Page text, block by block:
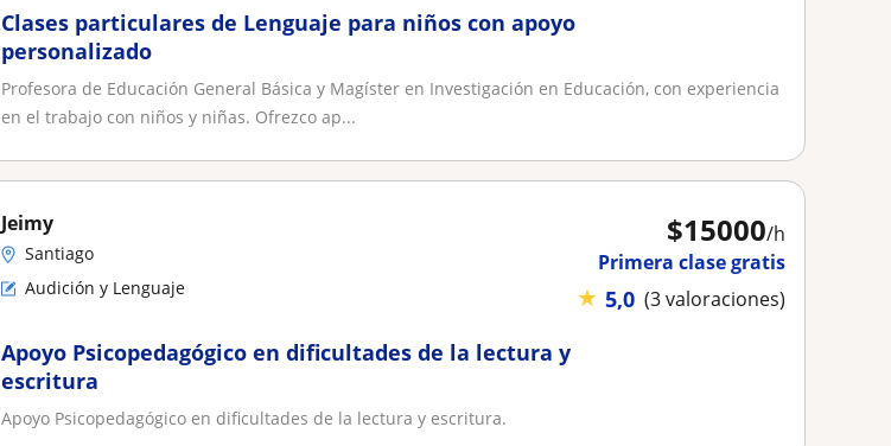
Clases particulares de Lenguaje para niños con apoyo
personalizado
Profesora de Educación General Básica y Magíster en Investigación en Educación, con experiencia
en el trabajo con niños y niñas. Ofrezco ap...
$15000/h
Primera clase gratis
★ 5,0 (3 valoraciones)
Jeimy
Santiago
Audición y Lenguaje
Apoyo Psicopedagógico en dificultades de la lectura y
escritura
Apoyo Psicopedagógico en dificultades de la lectura y escritura.